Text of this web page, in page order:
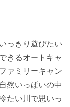
っきり遊びたい
きるオートキャ
ァミリーキャン
然いっぱいの中
たい川で思いっ